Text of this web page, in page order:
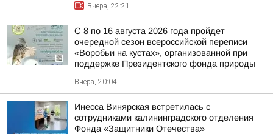
Вчера, 22:21
С 8 по 16 августа 2026 года пройдет
очередной сезон всероссийской переписи
«Воробьи на кустах», организованной при
поддержке Президентского фонда природы
Вчера, 20:04
Инесса Винярская встретилась с
сотрудниками калининградского отделения
Фонда «Защитники Отечества»